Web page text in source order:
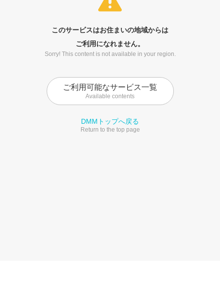
このサービスはお住まいの地域からは
ご利用になれません。
Sorry! This content is not available in your region.
ご利用可能なサービス一覧
Available contents
DMMトップへ戻る
Return to the top page